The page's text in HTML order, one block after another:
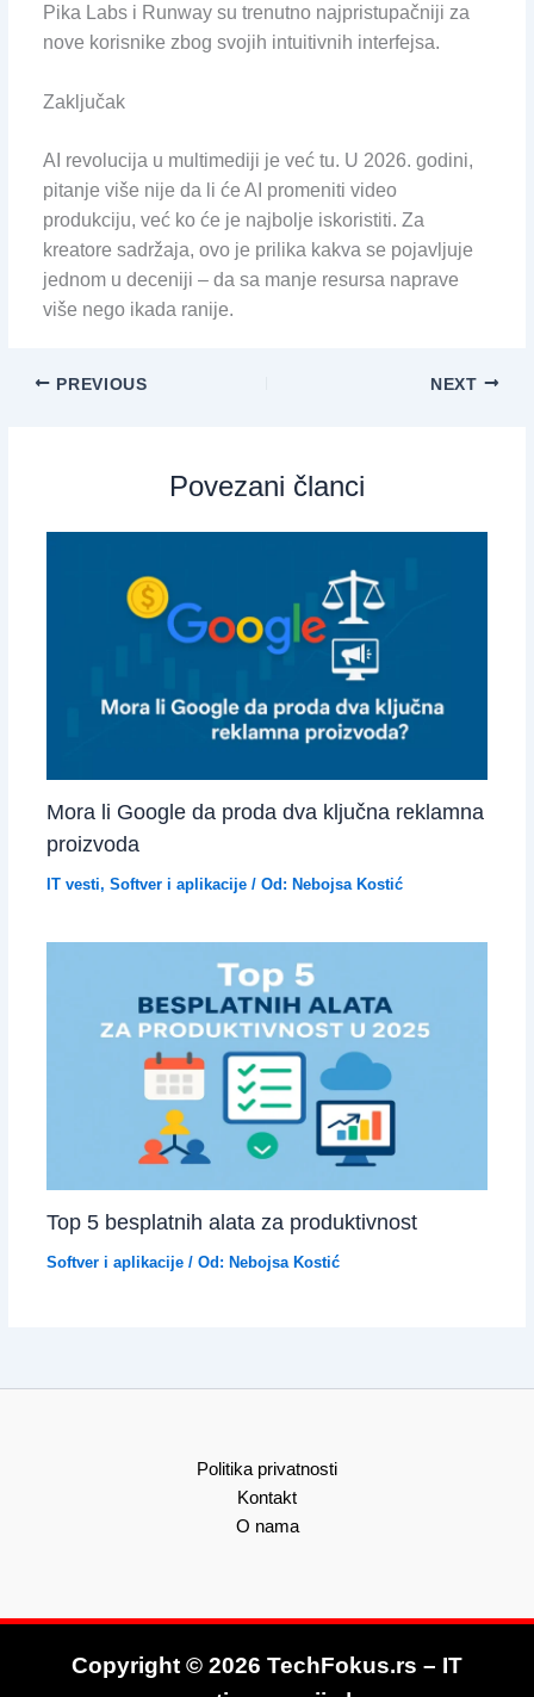
Pika Labs i Runway su trenutno najpristupačniji za
nove korisnike zbog svojih intuitivnih interfejsa.
Zaključak
AI revolucija u multimediji je već tu. U 2026. godini,
pitanje više nije da li će AI promeniti video
produkciju, već ko će je najbolje iskoristiti. Za
kreatore sadržaja, ovo je prilika kakva se pojavljuje
jednom u deceniji – da sa manje resursa naprave
više nego ikada ranije.
PREVIOUS NEXT
Povezani članci
Mora li Google da proda dva ključna reklamna
proizvoda
IT vesti, Softver i aplikacije/ Od: Nebojsa Kostić
Top 5 besplatnih alata za produktivnost
Softver i aplikacije/ Od: Nebojsa Kostić
Politika privatnosti
Kontakt
O nama
Copyright © 2026 TechFokus.rs – IT